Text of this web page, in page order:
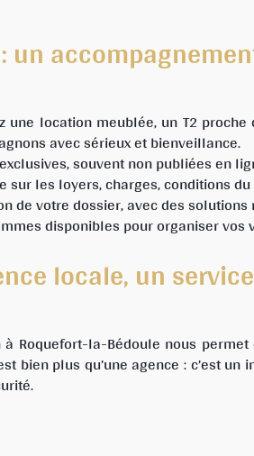
un
une location meublée, un T2
avec sérieux et bienveillance.
souvent non publiées en
sur les loyers, charges, conditions
de votre dossier, avec des
disponibles pour organiser vos
locale, un
Roquefort-la-Bédoule nous
bien plus qu’une agence : c’est